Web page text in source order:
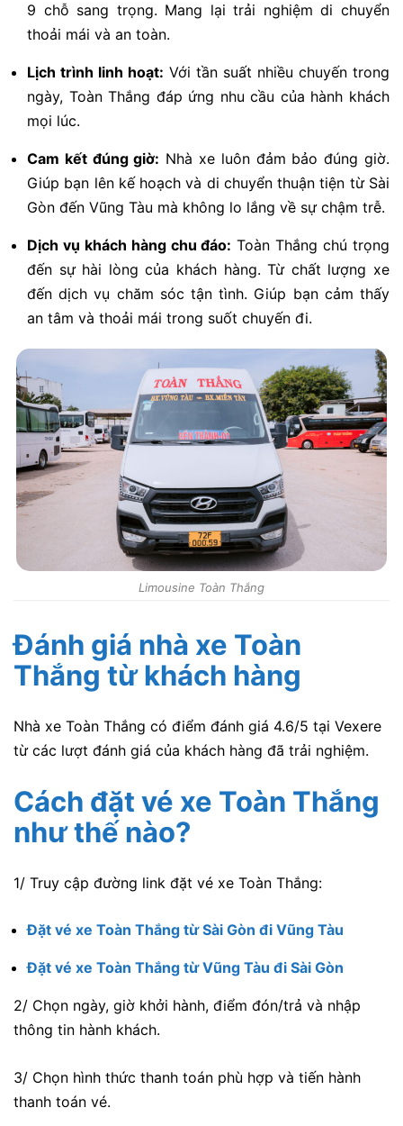
9 chỗ sang trọng. Mang lại trải nghiệm di chuyển
thoải mái và an toàn.
Lịch trình linh hoạt: Với tần suất nhiều chuyến trong
ngày, Toàn Thắng đáp ứng nhu cầu của hành khách
mọi lúc.
Cam kết đúng giờ: Nhà xe luôn đảm bảo đúng giờ.
Giúp bạn lên kế hoạch và di chuyển thuận tiện từ Sài
Gòn đến Vũng Tàu mà không lo lắng về sự chậm trễ.
Dịch vụ khách hàng chu đáo: Toàn Thắng chú trọng
đến sự hài lòng của khách hàng. Từ chất lượng xe
đến dịch vụ chăm sóc tận tình. Giúp bạn cảm thấy
an tâm và thoải mái trong suốt chuyến đi.
Limousine Toàn Thắng
Đánh giá nhà xe Toàn
Thắng từ khách hàng
Nhà xe Toàn Thắng có điểm đánh giá 4.6/5 tại Vexere
từ các lượt đánh giá của khách hàng đã trải nghiệm.
Cách đặt vé xe Toàn Thắng
như thế nào?
1/ Truy cập đường link đặt vé xe Toàn Thắng:
Đặt vé xe Toàn Thắng từ Sài Gòn đi Vũng Tàu
Đặt vé xe Toàn Thắng từ Vũng Tàu đi Sài Gòn
2/ Chọn ngày, giờ khởi hành, điểm đón/trả và nhập
thông tin hành khách.
3/ Chọn hình thức thanh toán phù hợp và tiến hành
thanh toán vé.